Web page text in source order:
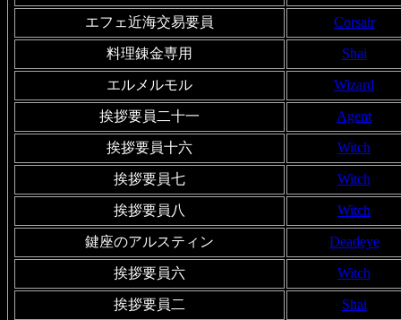
エフェ近海交易要員 Corsair
料理錬金専用 Shai
エルメルモル Wizard
挨拶要員二十一 Agent
挨拶要員十六 Witch
挨拶要員七 Witch
挨拶要員八 Witch
鍵座のアルスティン Deadeye
挨拶要員六 Witch
挨拶要員二 Shai